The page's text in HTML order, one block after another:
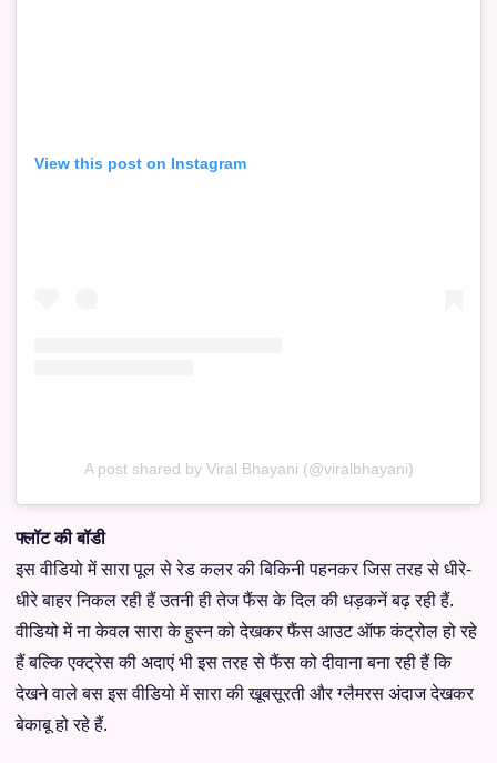
View this post on Instagram
A post shared by Viral Bhayani (@viralbhayani)
फ्लॉट की बॉडी
इस वीडियो में सारा पूल से रेड कलर की बिकिनी पहनकर जिस तरह से धीरे-
धीरे बाहर निकल रही हैं उतनी ही तेज फैंस के दिल की धड़कनें बढ़ रही हैं.
वीडियो में ना केवल सारा के हुस्न को देखकर फैंस आउट ऑफ कंट्रोल हो रहे
हैं बल्कि एक्ट्रेस की अदाएं भी इस तरह से फैंस को दीवाना बना रही हैं कि
देखने वाले बस इस वीडियो में सारा की खूबसूरती और ग्लैमरस अंदाज देखकर
बेकाबू हो रहे हैं.